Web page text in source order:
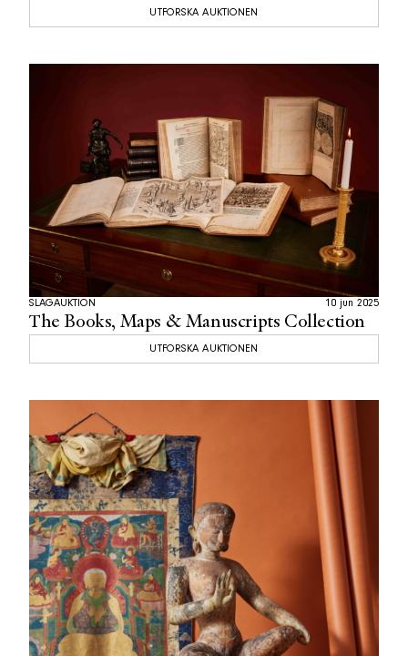
UTFORSKA AUKTIONEN
The Books, Maps & Manuscripts Collection
SLAGAUKTION 10 jun 2025
UTFORSKA AUKTIONEN